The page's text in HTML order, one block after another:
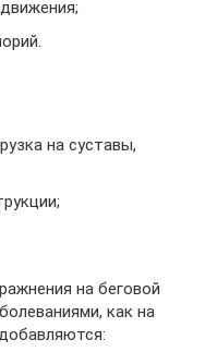
на суставы,
на беговой
как на